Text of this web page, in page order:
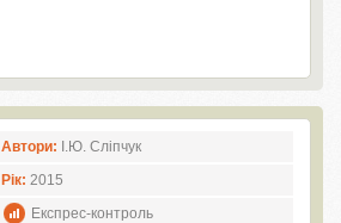
Автори: І.Ю. Сліпчук
Рік: 2015
Експрес-контроль